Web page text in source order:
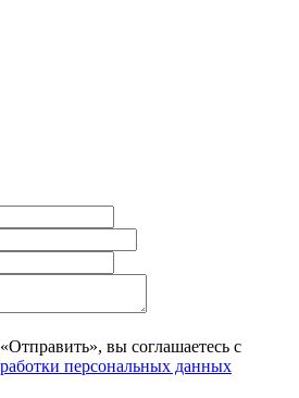
вы соглашаетесь с
персональных данных